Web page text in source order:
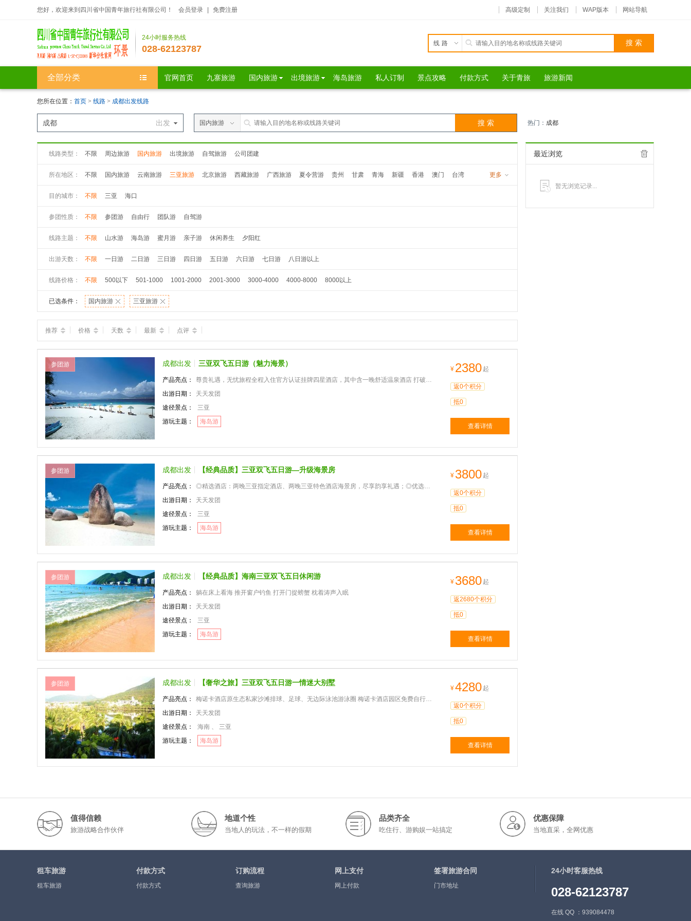
您好，欢迎来到四川省中国青年旅行社有限公司！ 会员登录 免费注册 高级定制 关注我们 WAP版本 网站导航
24小时服务热线
028-62123787
线路
全部分类 官网首页 九寨旅游 国内旅游 出境旅游 海岛旅游 私人订制 景点攻略 付款方式 关于青旅 旅游新闻
您所在位置： 首页 > 线路 > 成都出发线路
出发
成都 国内旅游 热门： 成都
线路类型： 不限 周边旅游 国内旅游 出境旅游 自驾旅游 公司团建
所在地区： 不限 国内旅游 云南旅游 三亚旅游 北京旅游 西藏旅游 广西旅游 夏令营游 贵州 甘肃 青海 新疆 香港 澳门
台湾
更多
目的城市： 不限 三亚 海口
参团性质： 不限 参团游 自由行 团队游 自驾游
线路主题： 不限 山水游 海岛游 蜜月游 亲子游 休闲养生 夕阳红
出游天数： 不限 一日游 二日游 三日游 四日游 五日游 六日游 七日游 八日游以上
线路价格： 不限 500以下 501-1000 1001-2000 2001-3000 3000-4000 4000-8000 8000以上
已选条件： 国内旅游 三亚旅游
推荐 价格 天数 最新 点评
参团游 成都出发 三亚双飞五日游（魅力海景）
产品亮点：
尊贵礼遇，无忧旅程全程入住官方认证挂牌四星酒店，其中含一晚舒适温泉酒店 打破海南住宿标准混乱，以次充好的尴尬局面，尊贵享
出游日期：
天天发团
途径景点：
三亚
游玩主题：
海岛游
¥ 2380 起
返0个积分
抵0
查看详情
参团游 成都出发 【经典品质】三亚双飞五日游—升级海景房
产品亮点：
◎精选酒店：两晚三亚指定酒店、两晚三亚特色酒店海景房，尽享韵享礼遇；◎优选景点：蜈支洲岛4A、南山文化旅游区5A、亚龙湾热带
出游日期：
天天发团
途径景点：
三亚
游玩主题：
海岛游
¥ 3800 起
返0个积分
抵0
查看详情
参团游 成都出发 【经典品质】海南三亚双飞五日休闲游
产品亮点：
躺在床上看海 推开窗户钓鱼 打开门捉螃蟹 枕着涛声入眠
出游日期：
天天发团
途径景点：
三亚
游玩主题：
海岛游
¥ 3680 起
返2680个积分
抵0
查看详情
参团游 成都出发 【奢华之旅】三亚双飞五日游一情迷大别墅
产品亮点：
梅诺卡酒店原生态私家沙滩排球、足球、无边际泳池游泳圈 梅诺卡酒店园区免费自行车 梅诺卡酒店欢迎水果篮（每房一个） 梅诺卡酒
出游日期：
天天发团
途径景点：
海南 、 三亚
游玩主题：
海岛游
¥4280 起
返0个积分
抵0
查看详情
最近浏览
暂无浏览记录...
值得信赖
旅游战略合作伙伴
地道个性
当地人的玩法，不一样的假期
品类齐全
吃住行、游购娱一站搞定
优惠保障
当地直采，全网优惠
租车旅游
租车旅游
付款方式
付款方式
订购流程
查询旅游
网上支付
网上付款
签署旅游合同
门市地址
24小时客服热线
028-62123787
在线 QQ ：939084478